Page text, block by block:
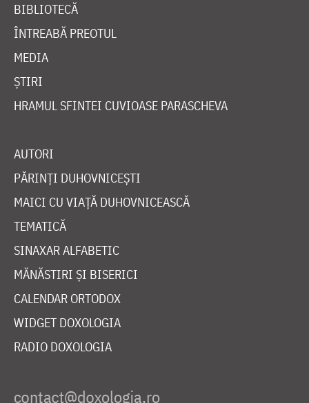
BIBLIOTECĂ
ÎNTREABĂ PREOTUL
MEDIA
ȘTIRI
HRAMUL SFINTEI CUVIOASE PARASCHEVA
AUTORI
PĂRINȚI DUHOVNICEȘTI
MAICI CU VIAȚĂ DUHOVNICEASCĂ
TEMATICĂ
SINAXAR ALFABETIC
MĂNĂSTIRI ȘI BISERICI
CALENDAR ORTODOX
WIDGET DOXOLOGIA
RADIO DOXOLOGIA